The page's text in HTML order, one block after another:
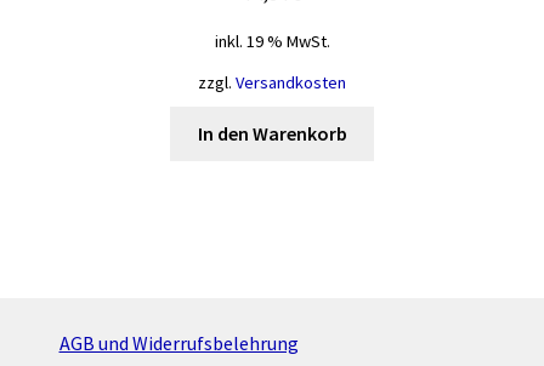
inkl. 19 % MwSt.
zzgl. Versandkosten
In den Warenkorb
AGB und Widerrufsbelehrung